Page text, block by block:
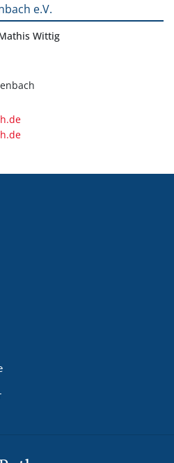
e.V.
Wittig